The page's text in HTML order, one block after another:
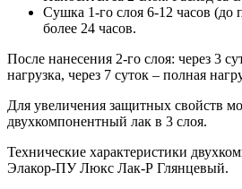
Сушка 1-го слоя 6-12 часов (до
более 24 часов.
После нанесения 2-го слоя: через 3
нагрузка, через 7 суток – полная
Для увеличения защитных свойств
двухкомпонентный лак в 3 слоя.
Технические характеристики
Элакор-ПУ Люкс Лак-Р Глянцевый.